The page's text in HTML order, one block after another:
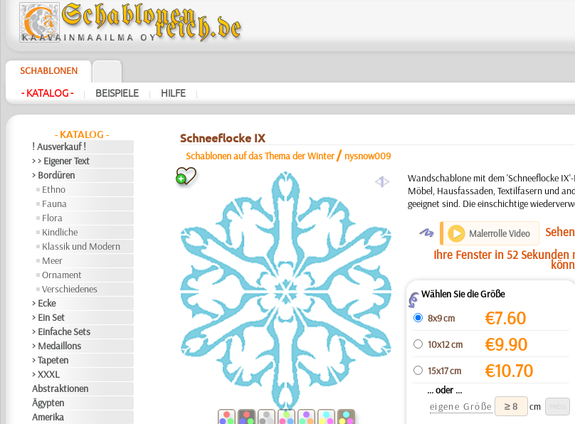
SCHABLONEN
- KATALOG - | BEISPIELE | HILFE |
- KATALOG -
! Ausverkauf !
> > Eigener Text
> Bordüren
Ethno
Fauna
Flora
Kindliche
Klassik und Modern
Meer
Ornament
Verschiedenes
> Ecke
> Ein Set
> Einfache Sets
> Medaillons
> Tapeten
> XXXL
Abstraktionen
Ägypten
Amerika
Schneeflocke IX
Schablonen auf das Thema der Winter / nysnow009
a
Wandschablone mit dem 'Schneeflocke
Möbel, Hausfassaden, Textilfasern und
geeignet sind. Die einschichtige
O Malerrolle Video
Ihre Fenster in 52
ZWählen Sie die Größe
8x9 cm
€7.60
10x12 cm €9.90
15x17 cm €10.70
... oder ...
eigene Größe
cm